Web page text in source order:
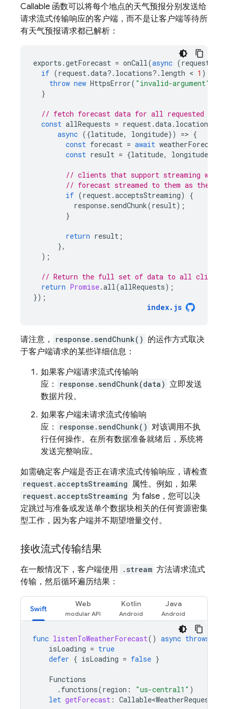
Callable 函数可以将每个地点的天气预报分别发送给
请求流式传输响应的客户端，而不是让客户端等待所
有天气预报请求都已解析：
exports .getForecast = onCall(async (request
if (request.data? . locations? . length < 1 )
throw new HttpsError( "invalid-argument"
}
// fetch forecast data for all requested
const allRequests = request.data. locations
async ({latitude, longitude}) => {
const forecast = await
const result = {latitude, longitude
// clients that support streaming will
// forecast streamed to them as they
if (request.acceptsStreaming)
{
response. sendChunk(result);
}
return result ;
},
);
// Return the full set of data to all clients
return Promise.all(allRequests);
});
index. js
请注意， response.sendChunk() 的运作方式取决
于客户端请求的某些详细信息：
如果客户端请求流式传输响
应：
response.sendChunk(data) 立即发送
数据片段。
如果客户端未请求流式传输响
应：
response.sendChunk() 对该调用不执
行任何操作。在所有数据准备就绪后，系统将
发送完整响应。
如需确定客户端是否正在请求流式传输响应，请检查
request.acceptsStreaming 属性。例如，如果
request.acceptsStreaming 为 false，您可以决
定跳过与准备或发送单个数据块相关的任何资源密集
型工作，因为客户端并不期望增量交付。
接收流式传输结果
在一般情况下，客户端使用 .stream 方法请求流式
传输，然后循环遍历结果：
Swift
Web Kotlin Java
func listenToWeatherForecast() async throws
isLoading = true
defer { isLoading = false }
Functions
. functions(region : "us-central1" )
let getForecast : Callable<WeatherRequest